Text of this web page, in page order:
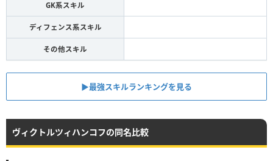
GK系スキル
ディフェンス系スキル
その他スキル
▶︎最強スキルランキングを見る
ヴィクトルツィハンコフの同名比較